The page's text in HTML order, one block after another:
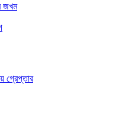
জখম
গ্রেপ্তার